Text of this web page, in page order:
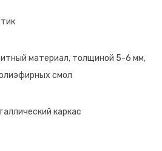
материал, толщиной 5-6 мм,
смол
каркас